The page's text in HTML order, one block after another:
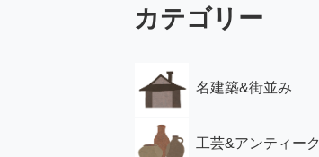
カテゴリー
名建築&街並み
工芸&アンティーク